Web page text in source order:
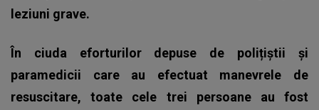
leziuni grave.
În ciuda eforturilor depuse de polițiștii și
paramedicii care au efectuat manevrele de
resuscitare, toate cele trei persoane au fost